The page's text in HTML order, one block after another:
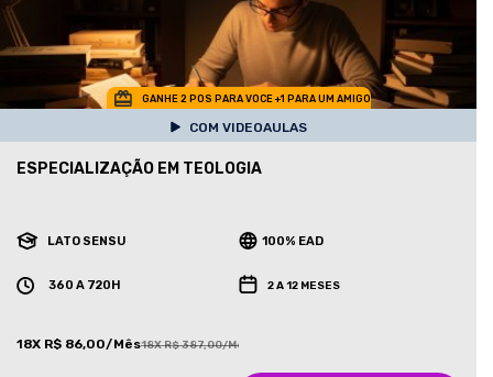
GANHE 2 POS PARA VOCE +1 PARA UM AMIGO
COM VIDEOAULAS
ESPECIALIZAÇÃO EM TEOLOGIA
LATO SENSU 100% EAD
360 A 720H 2 A 12 MESES
18X R$ 86,00/Mês18X R$ 387,00/Mês